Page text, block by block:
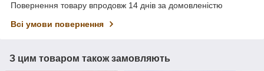
Повернення товару впродовж 14 днів за домовленістю
Всі умови повернення
З цим товаром також замовляють